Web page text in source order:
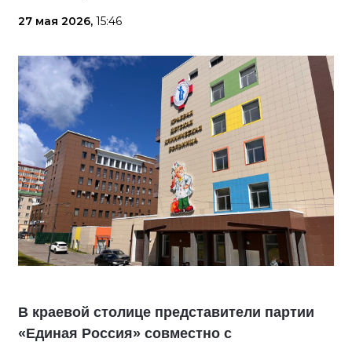
27 мая 2026, 15:46
В краевой столице представители партии
«Единая Россия» совместно с